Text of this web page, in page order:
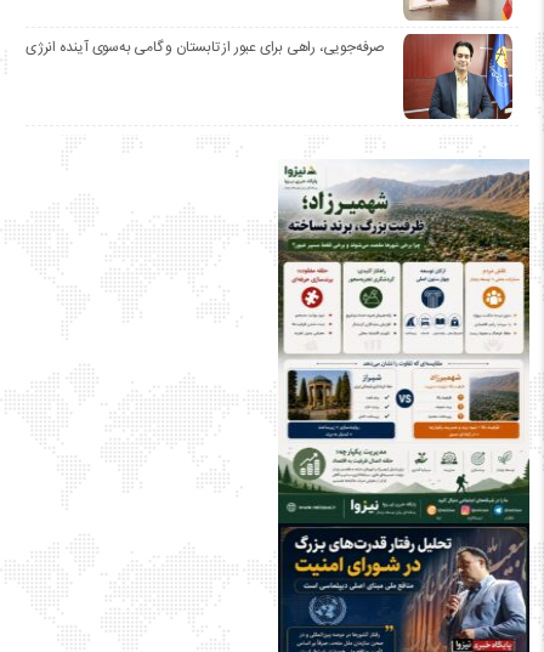
صرفه‌جویی، راهی برای عبور از تابستان و گامی به‌سوی آینده انرژی